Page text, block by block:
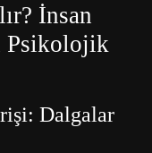
İnsan
Psikolojik
Dalgalar